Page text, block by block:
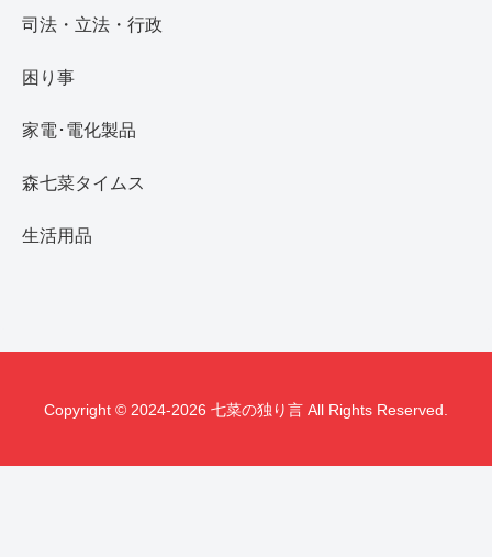
司法・立法・行政
困り事
家電･電化製品
森七菜タイムス
生活用品
Copyright © 2024-2026 七菜の独り言 All Rights Reserved.